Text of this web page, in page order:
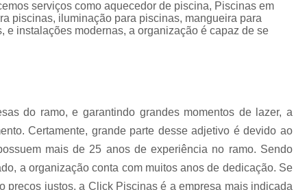
Aquecedor para Piscinas
Bombas para
Equipamento para Aquecer Piscina
Equipamentos para Piscinas
Filtro de água Piscina
Filtro de
Filtro de Poliéster para Piscina
Filtro
serviços como aquecedor de piscina, Piscinas em
piscinas, iluminação para piscinas, mangueira para
instalações modernas, a organização é capaz de se
do ramo, e garantindo grandes momentos de lazer, a
Certamente, grande parte desse adjetivo é devido ao
mais de 25 anos de experiência no ramo. Sendo
a organização conta com muitos anos de dedicação. Se
preços justos, a Click Piscinas é a empresa mais indicada